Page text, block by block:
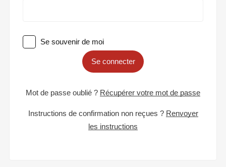
Se souvenir de moi
Se connecter
Mot de passe oublié ? Récupérer votre mot de passe
Instructions de confirmation non reçues ? Renvoyer
les instructions